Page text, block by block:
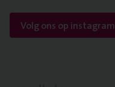
Volg ons op instagram